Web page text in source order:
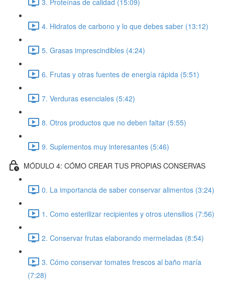
4. Hidratos de carbono y lo que debes saber (13:12)
5. Grasas imprescindibles (4:24)
6. Frutas y otras fuentes de energía rápida (5:51)
7. Verduras esenciales (5:42)
8. Otros productos que no deben faltar (5:55)
9. Suplementos muy interesantes (5:46)
MÓDULO 4: CÓMO CREAR TUS PROPIAS CONSERVAS
0. La importancia de saber conservar alimentos (3:24)
1. Como esterilizar recipientes y otros utensilios (7:56)
2. Conservar frutas elaborando mermeladas (8:54)
3. Cómo conservar tomates frescos al baño maría
(7:28)